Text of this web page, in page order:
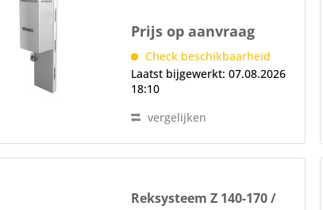
Lichtschakelaar met
controlelampje, thermometer
Automatisch ontdooien...
Prijs op aanvraag
Check beschikbaarheid
Laatst bijgewerkt: 07.08.2026
18:10
vergelijken
Reksysteem Z 140-170 /